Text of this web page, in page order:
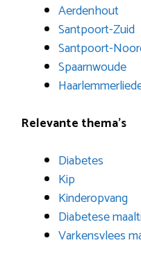
Aerdenhout
Santpoort-Zuid
Santpoort-
Spaarnwoude
Relevante thema’s
Diabetes
Kip
Kinderopvang
Diabetese
Varkensvlees